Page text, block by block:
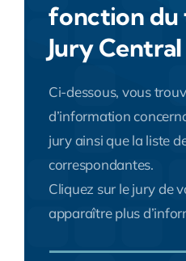
fonction du
Jury Central
Ci-dessous, vous
d’information
jury ainsi que la liste
correspondantes.
Cliquez sur le jury de
apparaître plus